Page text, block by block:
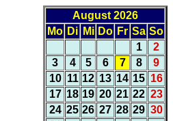
August 2026
Mo Di Mi Do Fr Sa So
1
2
3
4 5 6 7 8
9
10 11 12 13 14 15 16
17 18 19 20 21 22 23
24 25 26 27 28 29 30